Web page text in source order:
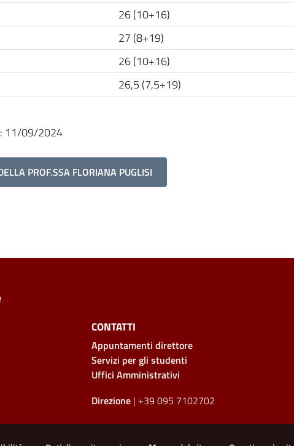
26 (10+16)
27 (8+19)
26 (10+16)
26,5 (7,5+19)
11/09/2024
PROF.SSA FLORIANA PUGLISI
CONTATTI
Appuntamenti direttore
Servizi per gli studenti
Uffici Amministrativi
Direzione| +39 095 7102702